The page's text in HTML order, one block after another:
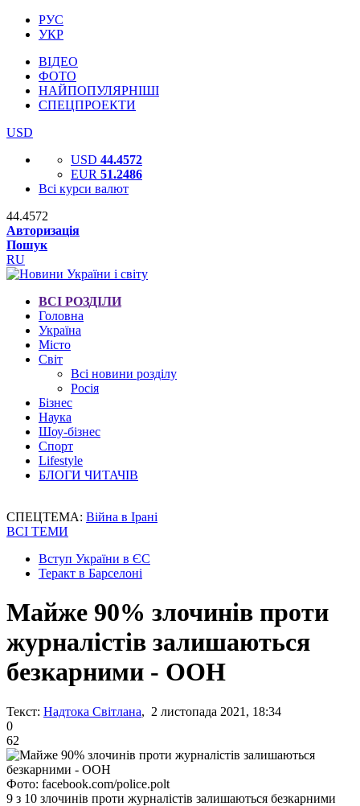
РУС
УКР
ВІДЕО
ФОТО
НАЙПОПУЛЯРНІШІ
СПЕЦПРОЕКТИ
USD
USD 44.4572
EUR 51.2486
Всі курси валют
44.4572
Авторизація
Пошук
RU
ВСІ РОЗДІЛИ
Головна
Україна
Місто
Світ
Всі новини розділу
Росія
Бізнес
Наука
Шоу-бізнес
Спорт
Lifestyle
БЛОГИ ЧИТАЧІВ
СПЕЦТЕМА: Війна в Ірані
ВСІ ТЕМИ
Вступ України в ЄС
Теракт в Барселоні
Майже 90% злочинів проти
журналістів залишаються
безкарними - ООН
Текст: Надтока Світлана, 2 листопада 2021, 18:34
0
62
Фото: facebook.com/police.polt
9 з 10 злочинів проти журналістів залишаються безкарними